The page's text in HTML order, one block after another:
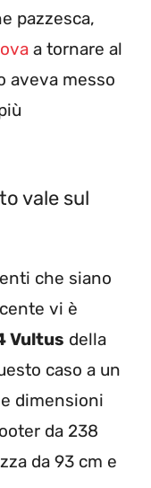
pazzesca,
a tornare al
aveva messo
vale sul
che siano
vi è
Vultus della
caso a un
dimensioni
da 238
da 93 cm e